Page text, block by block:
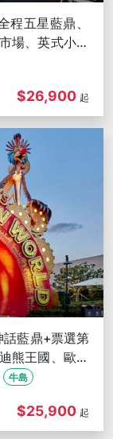
五星藍鼎、
場、英式小火
$26,900 起
話藍鼎+票選第
熊王國、歐式
牛島
$25,900 起